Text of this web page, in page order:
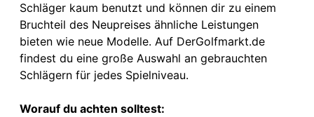
Schläger kaum benutzt und können dir zu einem
Bruchteil des Neupreises ähnliche Leistungen
bieten wie neue Modelle. Auf DerGolfmarkt.de
findest du eine große Auswahl an gebrauchten
Schlägern für jedes Spielniveau.
Worauf du achten solltest: